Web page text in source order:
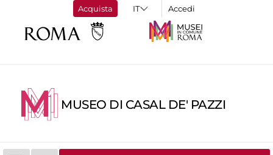
Acquista Accedi
MUSEO DI CASAL DE' PAZZI